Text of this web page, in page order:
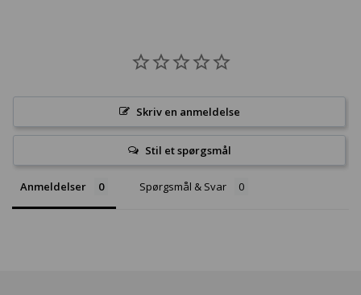
Skriv en anmeldelse
Stil et spørgsmål
Anmeldelser Spørgsmål & Svar